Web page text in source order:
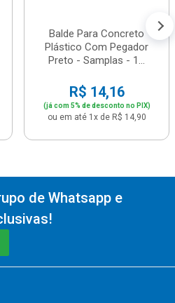
Balde Para Concreto
Plástico Com Pegador
Preto - Samplas - 1...
R$ 14,16
(já com 5% de desconto no PIX)
ou em até 1x de R$ 14,90
de Whatsapp e